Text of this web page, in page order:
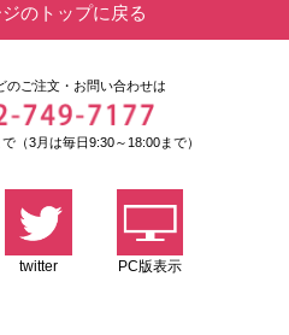
のトップに戻る
のご注文・お問い合わせは
（3月は毎日9:30～18:00まで）
twitter PC版表示